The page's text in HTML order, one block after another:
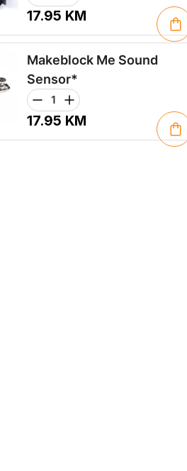
17.95 KM
Makeblock Me Sound
Sensor*
17.95 KM